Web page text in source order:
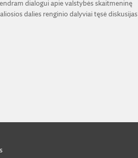
dialogui apie valstybės skaitmeninę
dalies renginio dalyviai tęsė diskusijas